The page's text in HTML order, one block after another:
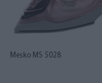
Mesko MS 5028